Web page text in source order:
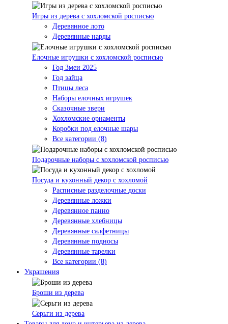
Игры из дерева с хохломской росписью
Деревянное лото
Деревянные нарды
Елочные игрушки с хохломской росписью
Год Змеи 2025
Год зайца
Птицы леса
Наборы елочных игрушек
Сказочные звери
Хохломские орнаменты
Коробки под елочные шары
Все категории (8)
Подарочные наборы с хохломской росписью
Посуда и кухонный декор с хохломой
Расписные разделочные доски
Деревянные ложки
Деревянное панно
Деревянные хлебницы
Деревянные салфетницы
Деревянные подносы
Деревянные тарелки
Все категории (8)
Украшения
Броши из дерева
Серьги из дерева